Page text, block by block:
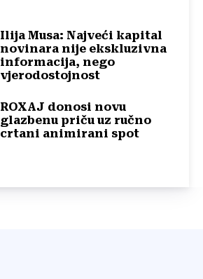
Ilija Musa: Najveći kapital
novinara nije ekskluzivna
informacija, nego
vjerodostojnost
ROXAJ donosi novu
glazbenu priču uz ručno
crtani animirani spot